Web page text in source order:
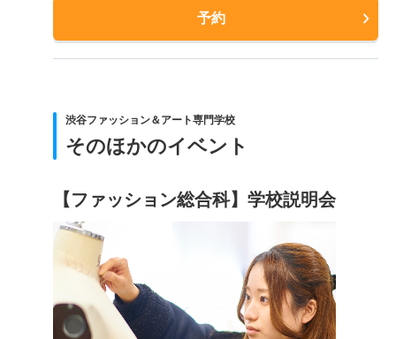
予約
渋谷ファッション＆アート専門学校
そのほかのイベント
【ファッション総合科】学校説明会